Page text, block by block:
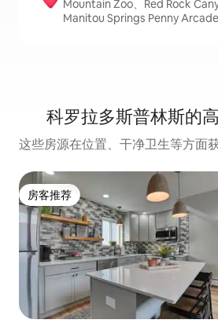
Mountain Zoo、Red Rock
Manitou Springs Penny Arcade
科罗拉多斯普林斯的
这些房源在位置、干净卫生等方面
房客推荐
房客推荐